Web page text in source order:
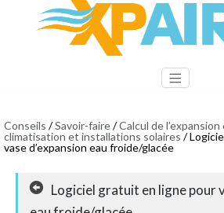
Conseils /Savoir-faire/Calcul de
climatisation et installations solaires /
vase d’expansion eau froide/glacée
Logiciel gratuit en ligne pour